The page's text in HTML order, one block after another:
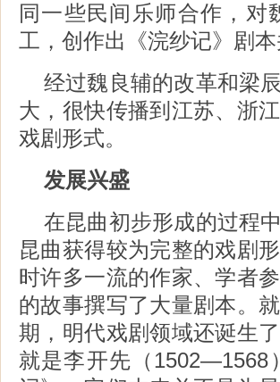
同一些民间乐师合作，
工，创作出《浣纱记》剧
经过魏良辅的改革和梁
大，很快传播到江苏、浙
戏剧形式。
发展兴盛
在昆曲初步形成的过程
昆曲获得较为完整的戏剧
时许多一流的作家、学者
的故事撰写了大量剧本。
期，明代戏剧领域还诞生
就是李开先（1502―1568